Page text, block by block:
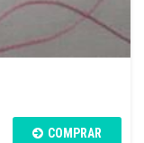
COMPRAR